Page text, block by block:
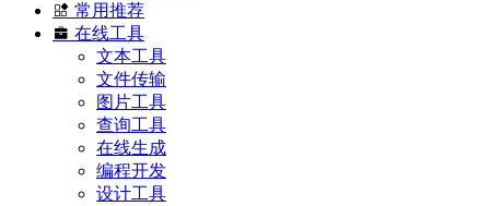
常用推荐
在线工具
文本工具
文件传输
图片工具
查询工具
在线生成
编程开发
设计工具